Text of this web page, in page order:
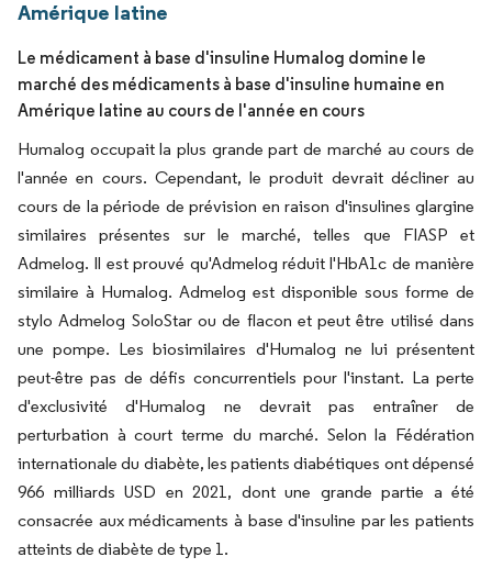
Amérique latine
Le médicament à base d'insuline Humalog domine le
marché des médicaments à base d'insuline humaine en
Amérique latine au cours de l'année en cours
Humalog occupait la plus grande part de marché au cours de
l'année en cours. Cependant, le produit devrait décliner au
cours de la période de prévision en raison d'insulines glargine
similaires présentes sur le marché, telles que FIASP et
Admelog. Il est prouvé qu'Admelog réduit l'HbA1c de manière
similaire à Humalog. Admelog est disponible sous forme de
stylo Admelog SoloStar ou de flacon et peut être utilisé dans
une pompe. Les biosimilaires d'Humalog ne lui présentent
peut-être pas de défis concurrentiels pour l'instant. La perte
d'exclusivité d'Humalog ne devrait pas entraîner de
perturbation à court terme du marché. Selon la Fédération
internationale du diabète, les patients diabétiques ont dépensé
966 milliards USD en 2021, dont une grande partie a été
consacrée aux médicaments à base d'insuline par les patients
atteints de diabète de type 1.